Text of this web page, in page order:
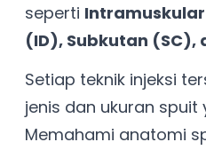
seperti
(ID), Subkutan
Setiap teknik injeksi
jenis dan ukuran
Memahami anatomi